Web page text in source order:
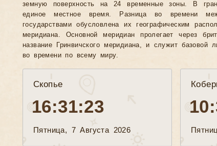
земную поверхность на 24 временные зоны. В
единое местное время. Разница во времени
государствами обусловлена их географическим
меридиана. Основной меридиан пролегает через
название Гринвичского меридиана, и служит базовой
во времени по всему миру.
Скопье
16:31:26
Пятница, 7 Августа 2026